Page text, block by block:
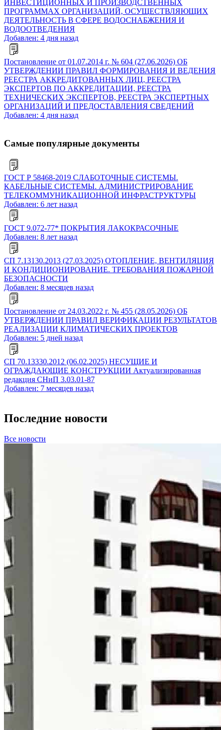
ИНВЕСТИЦИОННЫХ И ПРОИЗВОДСТВЕННЫХ
ПРОГРАММАХ ОРГАНИЗАЦИЙ, ОСУЩЕСТВЛЯЮЩИХ
ДЕЯТЕЛЬНОСТЬ В СФЕРЕ ВОДОСНАБЖЕНИЯ И
ВОДООТВЕДЕНИЯ
Добавлен: 4 дня назад
Постановление от 01.07.2014 г. № 604 (27.06.2026) ОБ
УТВЕРЖДЕНИИ ПРАВИЛ ФОРМИРОВАНИЯ И ВЕДЕНИЯ
РЕЕСТРА АККРЕДИТОВАННЫХ ЛИЦ, РЕЕСТРА
ЭКСПЕРТОВ ПО АККРЕДИТАЦИИ, РЕЕСТРА
ТЕХНИЧЕСКИХ ЭКСПЕРТОВ, РЕЕСТРА ЭКСПЕРТНЫХ
ОРГАНИЗАЦИЙ И ПРЕДОСТАВЛЕНИЯ СВЕДЕНИЙ
Добавлен: 4 дня назад
Самые популярные документы
ГОСТ Р 58468-2019 СЛАБОТОЧНЫЕ СИСТЕМЫ.
КАБЕЛЬНЫЕ СИСТЕМЫ. АДМИНИСТРИРОВАНИЕ
ТЕЛЕКОММУНИКАЦИОННОЙ ИНФРАСТРУКТУРЫ
Добавлен: 6 лет назад
ГОСТ 9.072-77* ПОКРЫТИЯ ЛАКОКРАСОЧНЫЕ
Добавлен: 8 лет назад
СП 7.13130.2013 (27.03.2025) ОТОПЛЕНИЕ, ВЕНТИЛЯЦИЯ
И КОНДИЦИОНИРОВАНИЕ. ТРЕБОВАНИЯ ПОЖАРНОЙ
БЕЗОПАСНОСТИ
Добавлен: 8 месяцев назад
Постановление от 24.03.2022 г. № 455 (28.05.2026) ОБ
УТВЕРЖДЕНИИ ПРАВИЛ ВЕРИФИКАЦИИ РЕЗУЛЬТАТОВ
РЕАЛИЗАЦИИ КЛИМАТИЧЕСКИХ ПРОЕКТОВ
Добавлен: 5 дней назад
СП 70.13330.2012 (06.02.2025) НЕСУЩИЕ И
ОГРАЖДАЮЩИЕ КОНСТРУКЦИИ Актуализированная
редакция СНиП 3.03.01-87
Добавлен: 7 месяцев назад
Последние новости
Все новости